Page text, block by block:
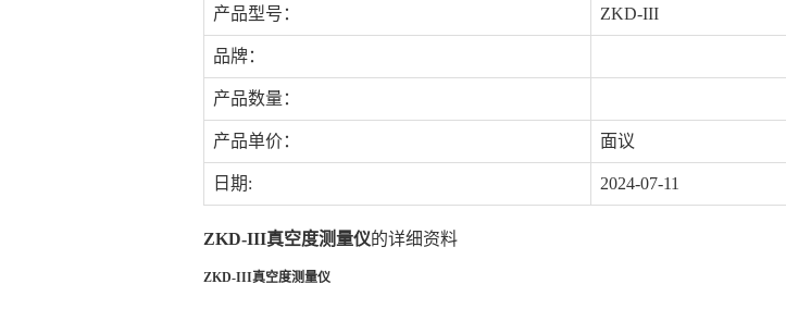
产品型号： ZKD-III
品牌：
产品数量：
产品单价： 面议
日期: 2024-07-11
ZKD-III真空度测量仪的详细资料
ZKD-III真空度测量仪